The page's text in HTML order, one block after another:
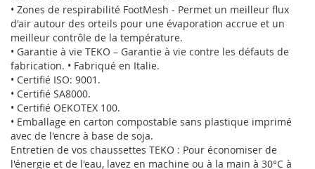
• Zones de respirabilité FootMesh - Permet un meilleur flux
d'air autour des orteils pour une évaporation accrue et un
meilleur contrôle de la température.
• Garantie à vie TEKO – Garantie à vie contre les défauts de
fabrication. • Fabriqué en Italie.
• Certifié ISO: 9001.
• Certifié SA8000.
• Certifié OEKOTEX 100.
• Emballage en carton compostable sans plastique imprimé
avec de l'encre à base de soja.
Entretien de vos chaussettes TEKO : Pour économiser de
l'énergie et de l'eau, lavez en machine ou à la main à 30°C à